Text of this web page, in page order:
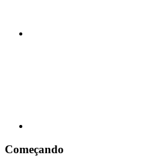
Começando